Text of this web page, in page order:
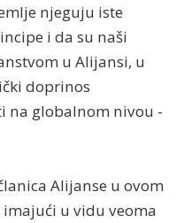
njeguju iste
i da su naši
u Alijansi, u
doprinos
na globalnom nivou -
Alijanse u ovom
u vidu veoma